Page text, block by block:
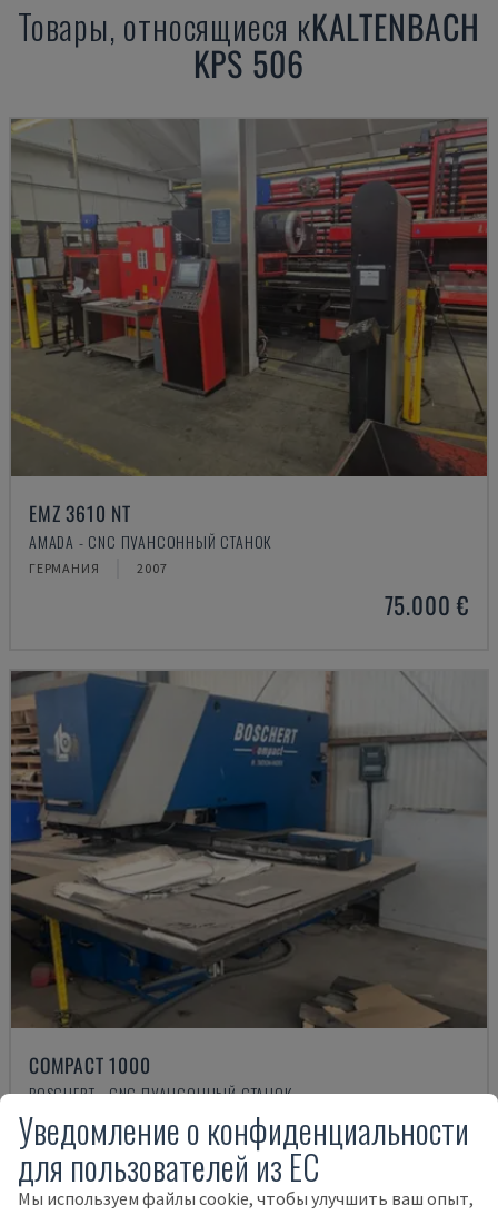
Товары, относящиеся кKALTENBACH
KPS 506
EMZ 3610 NT
AMADA - CNC ПУАНСОННЫЙ СТАНОК
ГЕРМАНИЯ 2007
75.000 €
COMPACT 1000
BOSCHERT - CNC ПУАНСОННЫЙ СТАНОК
ФРАНЦИЯ
19.000 €
Уведомление о конфиденциальности
для пользователей из ЕС
Мы используем файлы cookie, чтобы улучшить ваш опыт,